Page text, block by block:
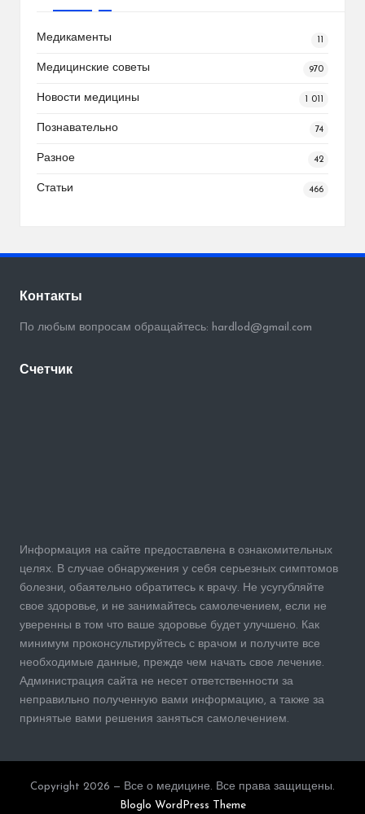
Медикаменты
Медицинские советы 970
Новости медицины 1 011
Познавательно 74
Разное 42
Статьи 466
Контакты
По любым вопросам обращайтесь: hardlod@gmail.com
Счетчик
Информация на сайте предоставлена в ознакомительных
целях. В случае обнаружения у себя серьезных симптомов
болезни, обаятельно обратитесь к врачу. Не усугубляйте
свое здоровье, и не занимайтесь самолечением, если не
уверенны в том что ваше здоровье будет улучшено. Как
минимум проконсультируйтесь с врачом и получите все
необходимые данные, прежде чем начать свое лечение.
Администрация сайта не несет ответственности за
неправильно полученную вами информацию, а также за
принятые вами решения заняться самолечением.
Copyright 2026 — Все о медицине. Все права защищены.
Bloglo WordPress Theme